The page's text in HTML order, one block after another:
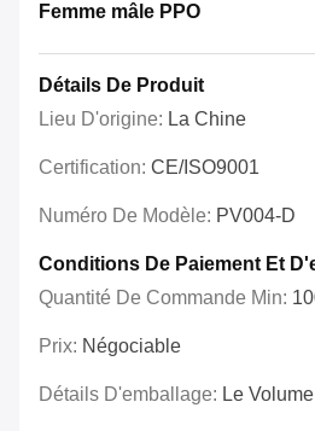
Femme mâle PPO
Détails De Produit
Lieu D'origine: La Chine
Certification: CE/ISO9001
Numéro De Modèle: PV004-D
Conditions De Paiement Et
Quantité De Commande Min:
Prix: Négociable
Détails D'emballage: Le Volume